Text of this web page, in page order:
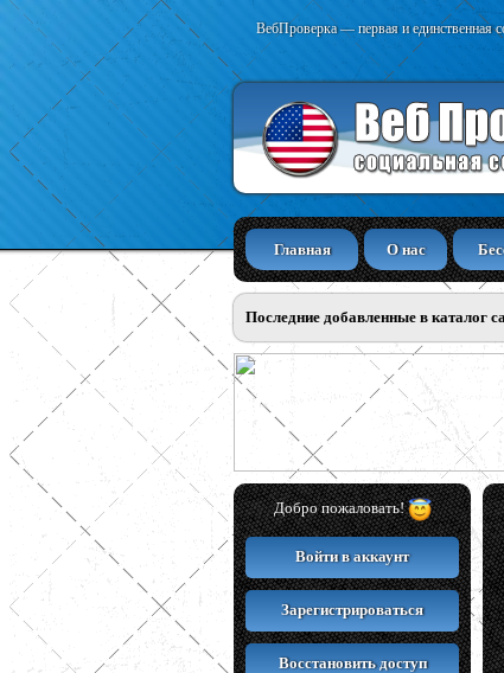
ВебПроверка — первая и единственная
Главная О нас
Последние добавленные в каталог
Добро пожаловать!
Войти в аккаунт
Зарегистрироваться
Восстановить доступ